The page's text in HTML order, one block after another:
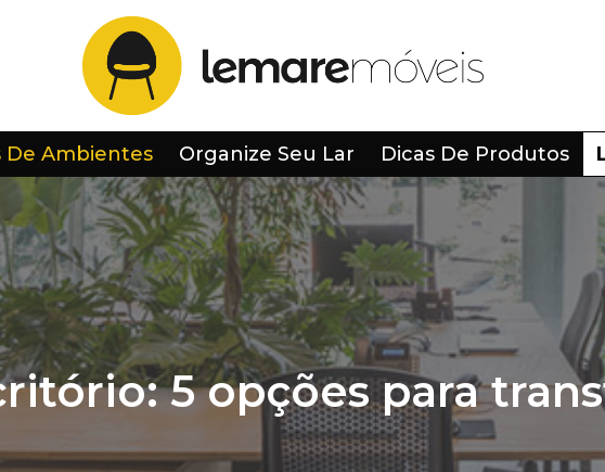
De Ambientes Organize Seu Lar Dicas De Produtos
5 opções para